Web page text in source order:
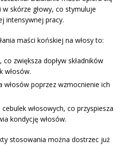
skórze głowy, co stymuluje
intensywnej pracy.
maści końskiej na włosy to:
zwiększa dopływ składników
włosów.
włosów poprzez wzmocnienie ich
włosowych, co przyspiesza
kondycję włosów.
stosowania można dostrzec już